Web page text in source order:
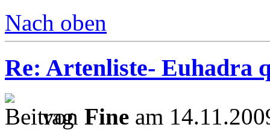
Nach oben
Re: Artenliste- Euhadra
von Fine am